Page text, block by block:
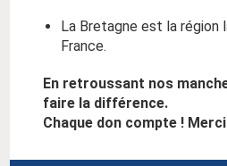
La Bretagne est la région
France.
En retroussant nos
faire la différence.
Chaque don compte !